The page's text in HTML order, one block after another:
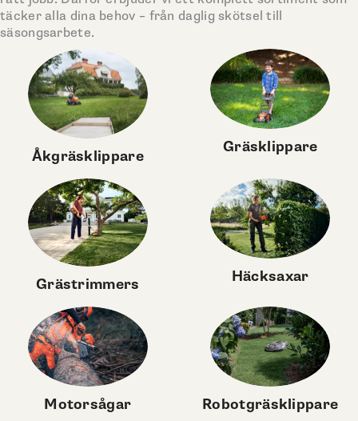
täcker alla dina behov – från daglig skötsel till
säsongsarbete.
Åkgräsklippare
Gräsklippare
Grästrimmers Häcksaxar
Motorsågar Robotgräsklippare